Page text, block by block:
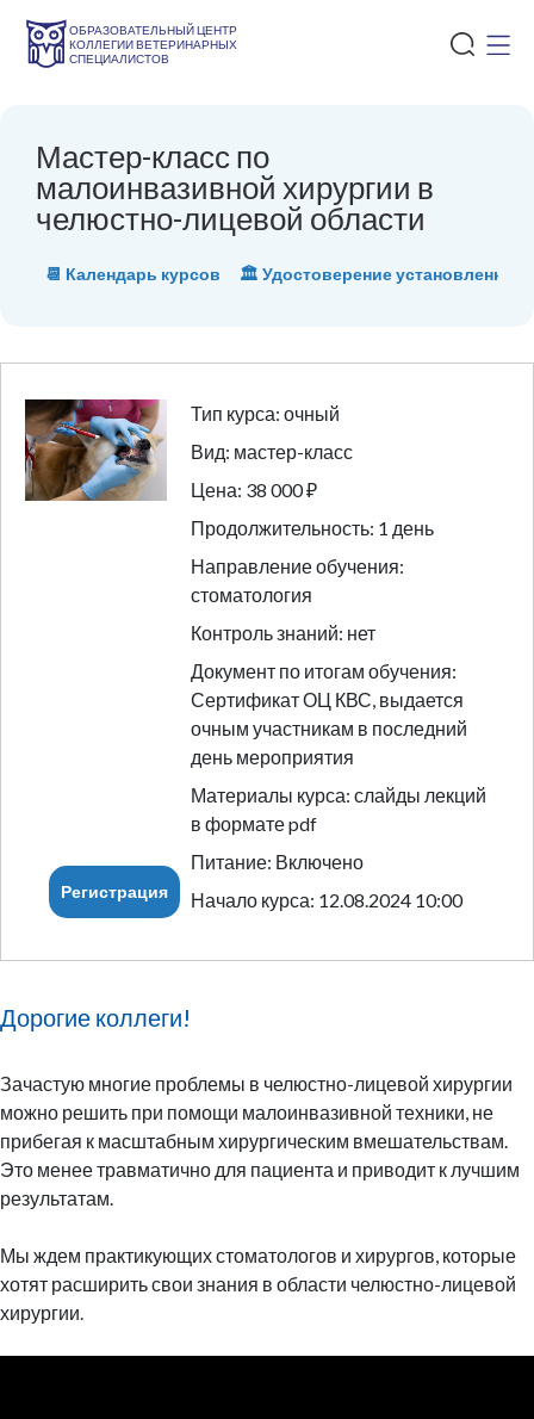
ОБРАЗОВАТЕЛЬНЫЙ ЦЕНТР
КОЛЛЕГИИ ВЕТЕРИНАРНЫХ
СПЕЦИАЛИСТОВ
Мастер-класс по
малоинвазивной хирургии в
челюстно-лицевой области
📆 Календарь курсов 🏛 Удостоверение
Тип курса: очный
Вид: мастер-класс
Цена: 38 000 ₽
Продолжительность: 1 день
Направление обучения:
стоматология
Контроль знаний: нет
Документ по итогам обучения:
Сертификат ОЦ КВС, выдается
очным участникам в последний
день мероприятия
Материалы курса: слайды лекций
в формате pdf
Питание: Включено
Регистрация Начало курса: 12.08.2024 10:00
Дорогие коллеги!
Зачастую многие проблемы в челюстно-лицевой хирургии
можно решить при помощи малоинвазивной техники, не
прибегая к масштабным хирургическим вмешательствам.
Это менее травматично для пациента и приводит к лучшим
результатам.
Мы ждем практикующих стоматологов и хирургов, которые
хотят расширить свои знания в области челюстно-лицевой
хирургии.